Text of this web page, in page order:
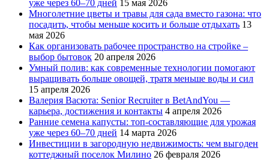
уже через 60–70 дней 15 мая 2026
Многолетние цветы и травы для сада вместо газона: что
посадить, чтобы меньше косить и больше отдыхать 13
мая 2026
Как организовать рабочее пространство на стройке –
выбор бытовок 20 апреля 2026
Умный полив: как современные технологии помогают
выращивать больше овощей, тратя меньше воды и сил
15 апреля 2026
Валерия Васюта: Senior Recruiter в BetAndYou —
карьера, достижения и контакты 4 апреля 2026
Ранние семена капусты: топ‑составляющие для урожая
уже через 60–70 дней 14 марта 2026
Инвестиции в загородную недвижимость: чем выгоден
коттеджный поселок Милино 26 февраля 2026